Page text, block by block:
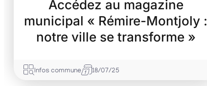
Accédez au magazine
municipal « Rémire-Montjoly :
notre ville se transforme »
Infos commune 18/07/25